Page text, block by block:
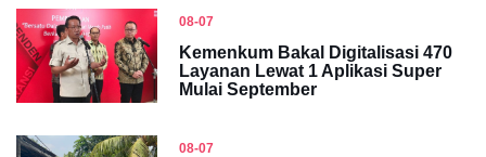
08-07
Kemenkum Bakal Digitalisasi 470
Layanan Lewat 1 Aplikasi Super
Mulai September
08-07